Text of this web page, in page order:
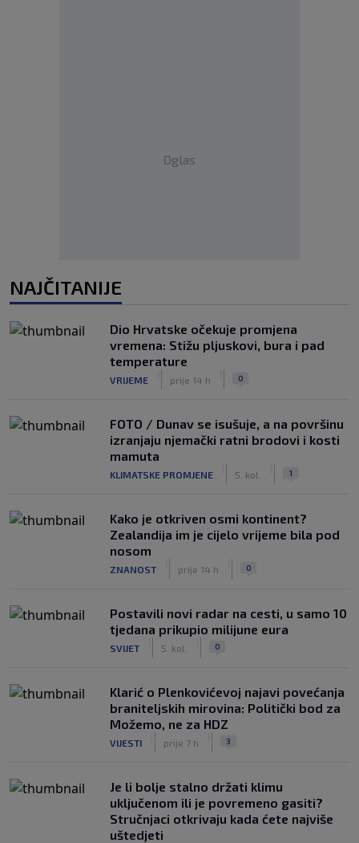
Oglas
NAJČITANIJE
Dio Hrvatske očekuje promjena
vremena: Stižu pljuskovi, bura i pad
temperature
VRIJEME prije 14 h 0
FOTO / Dunav se isušuje, a na površinu
izranjaju njemački ratni brodovi i kosti
mamuta
KLIMATSKE PROMJENE 5. kol. 1
Kako je otkriven osmi kontinent?
Zealandija im je cijelo vrijeme bila pod
nosom
ZNANOST prije 14 h 0
Postavili novi radar na cesti, u samo 10
tjedana prikupio milijune eura
SVIJET 5. kol. 0
Klarić o Plenkovićevoj najavi povećanja
braniteljskih mirovina: Politički bod za
Možemo, ne za HDZ
VIJESTI prije 7 h 3
Je li bolje stalno držati klimu
uključenom ili je povremeno gasiti?
Stručnjaci otkrivaju kada ćete najviše
uštedjeti